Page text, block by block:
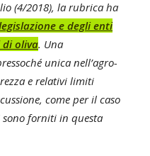
(4/2018), la rubrica ha
e degli enti
oliva. Una
unica nell’agro-
e relativi limiti
come per il caso
sono forniti in questa